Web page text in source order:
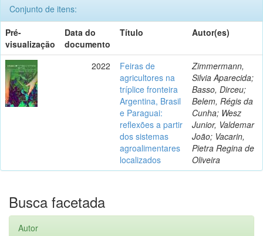
Conjunto de itens:
Pré-
visualização
Data do
documento
Título Autor(es)
2022
Feiras de
agricultores na
tríplice fronteira
Argentina, Brasil
e Paraguai:
reflexões a partir
dos sistemas
agroalimentares
localizados
Zimmermann,
Silvia Aparecida;
Basso, Dirceu;
Belem, Régis da
Cunha; Wesz
Junior, Valdemar
João; Vacarin,
Pietra Regina de
Oliveira
Busca facetada
Autor